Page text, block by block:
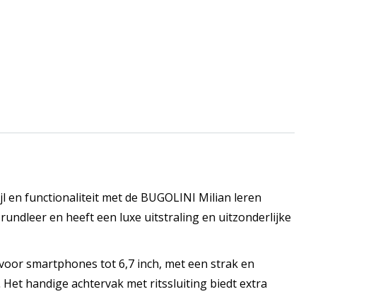
en functionaliteit met de BUGOLINI Milian leren
en heeft een luxe uitstraling en uitzonderlijke
smartphones tot 6,7 inch, met een strak en
handige achtervak met ritssluiting biedt extra